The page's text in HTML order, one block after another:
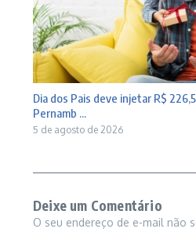
Dia dos Pais deve injetar R$
Pernamb ...
5 de agosto de 2026
Deixe um Comentário
O seu endereço de e-mail não